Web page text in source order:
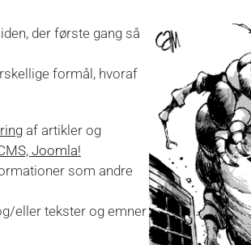
der første gang så
formål, hvoraf
af artikler og
Joomla!
som andre
eller tekster og emner